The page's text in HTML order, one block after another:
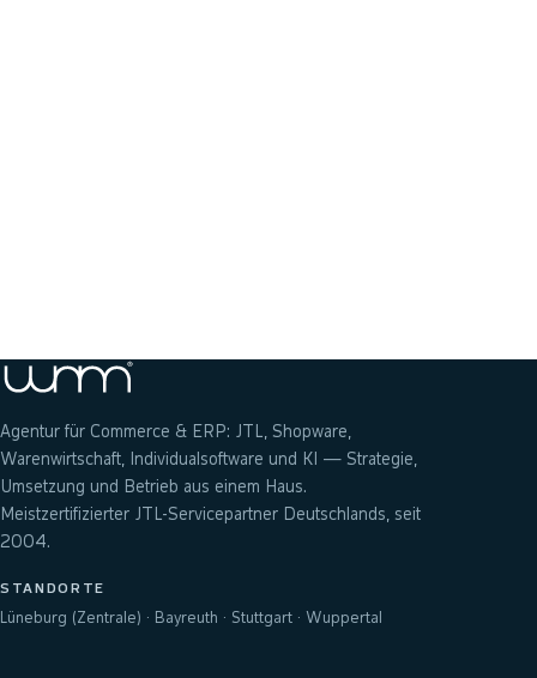
Agentur für Commerce & ERP: JTL, Shopware,
Warenwirtschaft, Individualsoftware und KI — Strategie,
Umsetzung und Betrieb aus einem Haus.
Meistzertifizierter JTL-Servicepartner Deutschlands, seit
2004.
STANDORTE
Lüneburg (Zentrale) · Bayreuth · Stuttgart · Wuppertal